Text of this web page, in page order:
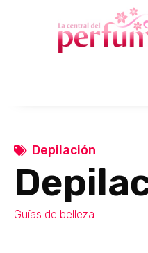
Depilación
Guías de belleza